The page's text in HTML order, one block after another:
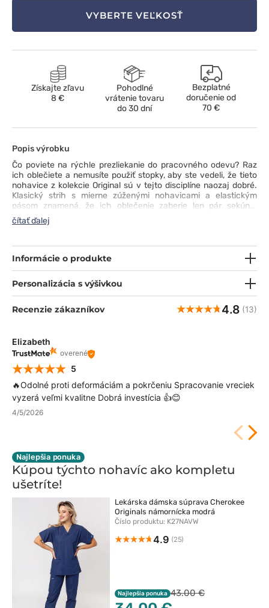
VYBERTE VEĽKOSŤ
Získajte zľavu
8 €
Pohodlné
vrátenie tovaru
do 30 dní
Bezplatné
doručenie od
70 €
Popis výrobku
Čo poviete na rýchle prezliekanie do pracovného odevu? Raz
ich oblečiete a nemusíte použiť stopky, aby ste vedeli, že tieto
nohavice z kolekcie Original sú v tejto disciplíne naozaj dobré.
Klasický strih s mierne zúženými nohavicami a elastickým
pásom znamená, že ich oblečenie zaberie len pár sekúnd.
Ušetrený čas môžete venovať testovaniu ďalších predností
tohto modelu - materiál šetrný k pokožke, ľahká údržba (pranie
a zaujímavý dizajn, ktorý nohavice sprevádza. Vás môžu tiež
skvele sprevádzať.
čítať ďalej
Informácie o produkte
Personalizácia s výšivkou
Recenzie zákazníkov 4.8 (13)
Elizabeth
overené
5
🔥Odolné proti deformáciám a pokrčeniu Spracovanie vreciek
vyzerá veľmi kvalitne Dobrá investícia 👍😊
4/5/2026
Najlepšia ponuka
Kúpou týchto nohavíc ako kompletu
ušetríte!
Lekárska dámska súprava Cherokee
Originals námornícka modrá
Číslo produktu: K27NAVW
4.9 (25)
Najlepšia ponuka 43.00 €